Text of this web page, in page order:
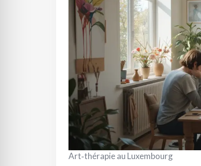
Art‑thérapie au Luxembourg